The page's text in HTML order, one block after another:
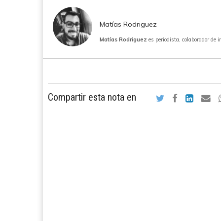
Matías Rodriguez
Matías Rodriguez es periodista, colaborador de
Compartir esta nota en